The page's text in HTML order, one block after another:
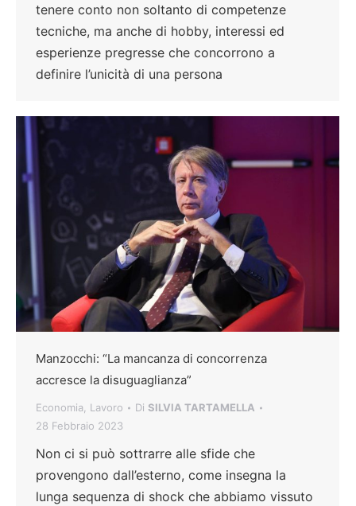
tenere conto non soltanto di competenze
tecniche, ma anche di hobby, interessi ed
esperienze pregresse che concorrono a
definire l’unicità di una persona
Manzocchi: “La mancanza di concorrenza
accresce la disuguaglianza”
Economia Lavoro Di SILVIA TARTAMELLA
28 Febbraio 2023
Non ci si può sottrarre alle sfide che
provengono dall’esterno, come insegna la
lunga sequenza di shock che abbiamo vissuto